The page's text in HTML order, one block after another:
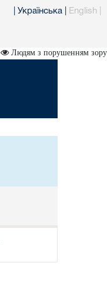
Українська English
Людям з порушенням зору